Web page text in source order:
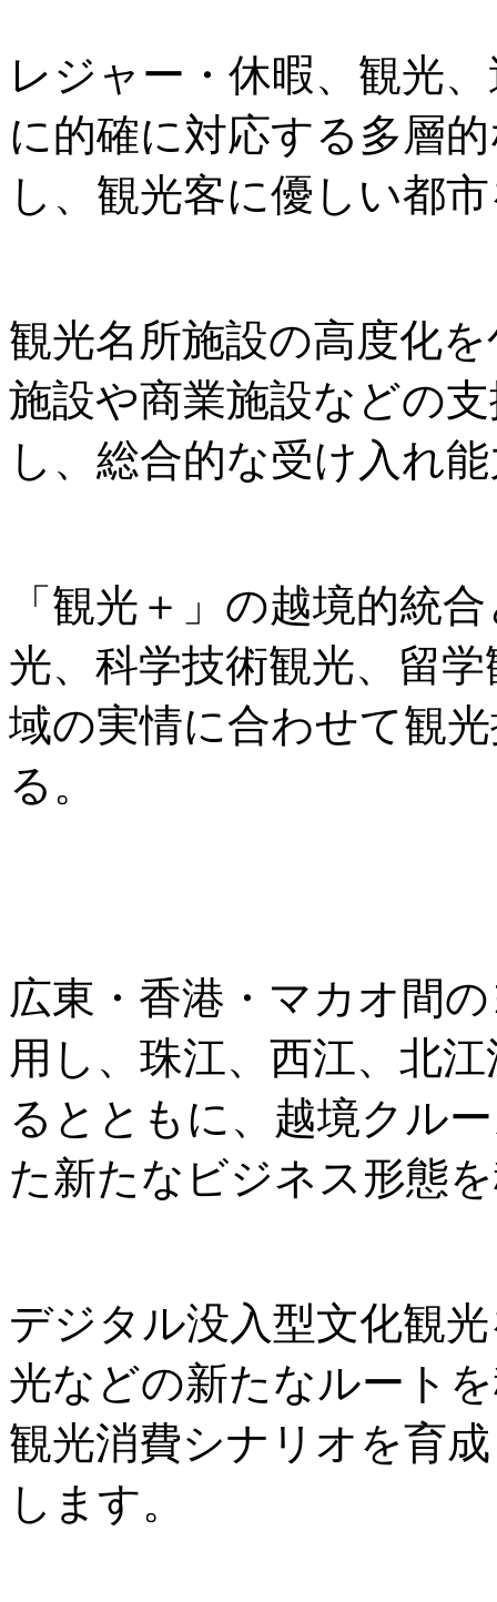
レジャー・休暇、観光
に的確に対応する多層
し、観光客に優しい都
観光名所施設の高度化
施設や商業施設などの
し、総合的な受け入れ
「観光＋」の越境的統
光、科学技術観光、留
域の実情に合わせて観
る。
広東・香港・マカオ間
用し、珠江、西江、北
るとともに、越境クル
た新たなビジネス形態
デジタル没入型文化観
光などの新たなルート
観光消費シナリオを育
します。